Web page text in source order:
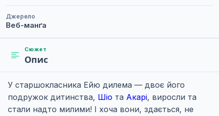
Джерело
Веб-манґа
Сюжет
Опис
У старшокласника Ейю дилема — двоє його
подружок дитинства, Шіо та Акарі, виросли та
стали надто милими! І хоча вони, здається, не